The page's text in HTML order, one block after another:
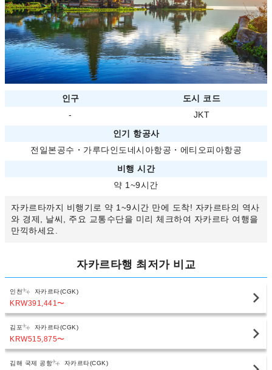
인구
도시 코드
-
JKT
인기 항공사
전일본공수 ・ 가루다인도네시아항공 ・ 에티오피아항공
비행 시간
약 1~9시간
자카르타까지 비행기로 약 1~9시간 만에 도착! 자카르타의 역사
와 경제, 날씨, 주요 교통수단을 미리 체크하여 자카르타 여행을
만끽하세요.
자카르타행 최저가 비교
인천 자카르타(CGK)
KRW391,441〜
김포 자카르타(CGK)
KRW515,875〜
김해 국제 공항 자카르타(CGK)